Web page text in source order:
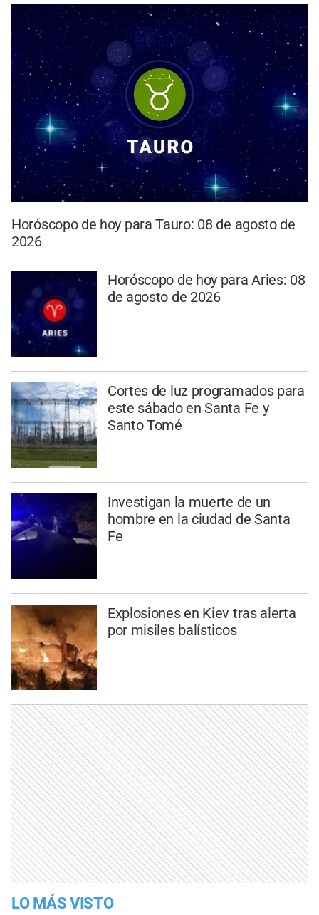
Horóscopo de hoy para Tauro: 08 de agosto de
2026
Horóscopo de hoy para Aries: 08
de agosto de 2026
Cortes de luz programados para
este sábado en Santa Fe y
Santo Tomé
Investigan la muerte de un
hombre en la ciudad de Santa
Fe
Explosiones en Kiev tras alerta
por misiles balísticos
LO MÁS VISTO